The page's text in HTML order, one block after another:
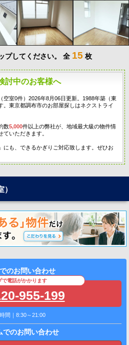
プしてください。 全 15 枚
討中のお客様へ
空室0件）2026年8月06日更新。1988年築（東
。東京都調布市のお部屋探しはネクストライ
数5,000件以上の弊社が、地域最大級の物件情
いただきます。
」にも、できるかぎりご対応致します。ぜひお
）
のお問い合わせ
で電話がかかります
955-199
間｜8:30～21:00
でのお問い合わせ